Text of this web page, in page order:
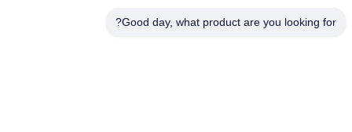
الهاتف
Good day, what product are you looking for?